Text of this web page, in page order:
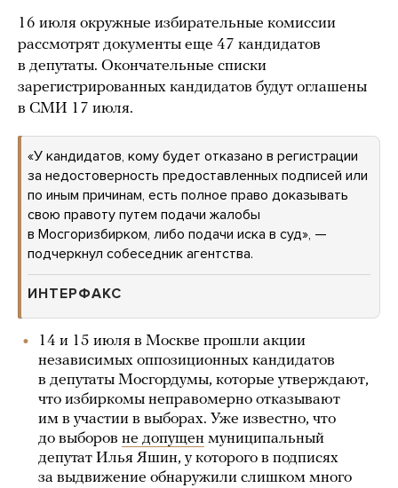
16 июля окружные избирательные комиссии
рассмотрят документы еще 47 кандидатов
в депутаты. Окончательные списки
зарегистрированных кандидатов будут оглашены
в СМИ 17 июля.
«У кандидатов, кому будет отказано в регистрации
за недостоверность предоставленных подписей или
по иным причинам, есть полное право доказывать
свою правоту путем подачи жалобы
в Мосгоризбирком, либо подачи иска в суд», —
подчеркнул собеседник агентства.
ИНТЕРФАКС
14 и 15 июля в Москве прошли акции
независимых оппозиционных кандидатов
в депутаты Мосгордумы, которые утверждают,
что избиркомы неправомерно отказывают
им в участии в выборах. Уже известно, что
до выборов не допущен муниципальный
депутат Илья Яшин, у которого в подписях
за выдвижение обнаружили слишком много